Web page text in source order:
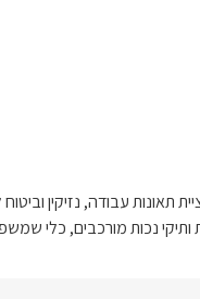
עם 19 שנות ניסיון מצטבר